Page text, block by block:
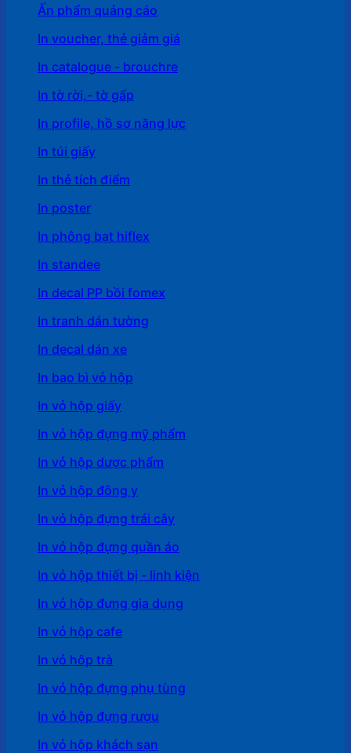
Ấn phẩm quảng cáo
In voucher, thẻ giảm giá
In catalogue - brouchre
In tờ rời,- tờ gấp
In profile, hồ sơ năng lực
In túi giấy
In thẻ tích điểm
In poster
In phông bạt hiflex
In standee
In decal PP bồi fomex
In tranh dán tường
In decal dán xe
In bao bì vỏ hộp
In vỏ hộp giấy
In vỏ hộp đựng mỹ phẩm
In vỏ hộp dược phẩm
In vỏ hộp đông y
In vỏ hộp đựng trái cây
In vỏ hộp đựng quần áo
In vỏ hộp thiết bị - linh kiện
In vỏ hộp đựng gia dụng
In vỏ hộp cafe
In vỏ hôp trà
In vỏ hộp đựng phụ tùng
In vỏ hộp đựng rượu
In vỏ hộp khách sạn